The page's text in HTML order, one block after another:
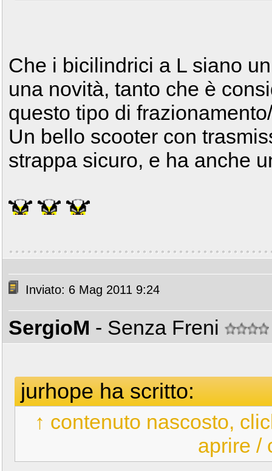
Che i bicilindrici a L siano
una novità, tanto che è
questo tipo di
Un bello scooter con
strappa sicuro, e ha anche
Inviato: 6 Mag 2011 9:24
SergioM - Senza Freni
jurhope ha scritto:
↑ contenuto nascosto,
aprire /